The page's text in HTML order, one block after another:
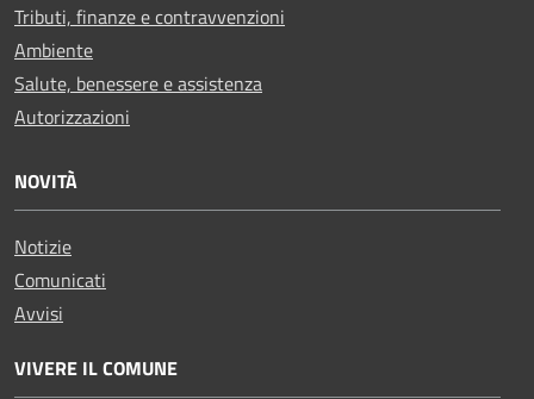
Tributi, finanze e contravvenzioni
Ambiente
Salute, benessere e assistenza
Autorizzazioni
NOVITÀ
Notizie
Comunicati
Avvisi
VIVERE IL COMUNE